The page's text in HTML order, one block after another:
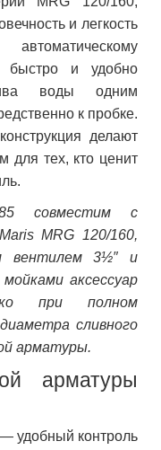
и легкость
быстро и удобно
воды одним
к пробке.
делают
для тех, кто ценит
совместим с
MRG 120/160,
вентилем 3½″ и
аксессуар
при полном
сливного
арматуры.
арматуры
— удобный контроль